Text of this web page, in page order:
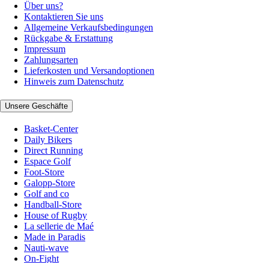
Über uns?
Kontaktieren Sie uns
Allgemeine Verkaufsbedingungen
Rückgabe & Erstattung
Impressum
Zahlungsarten
Lieferkosten und Versandoptionen
Hinweis zum Datenschutz
Unsere Geschäfte
Basket-Center
Daily Bikers
Direct Running
Espace Golf
Foot-Store
Galopp-Store
Golf and co
Handball-Store
House of Rugby
La sellerie de Maé
Made in Paradis
Nauti-wave
On-Fight